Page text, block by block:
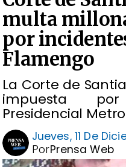
multa
por
Flamengo
La Corte de
impuesta
Presidencial
Jueves, 11 De
Prensa Web
Por